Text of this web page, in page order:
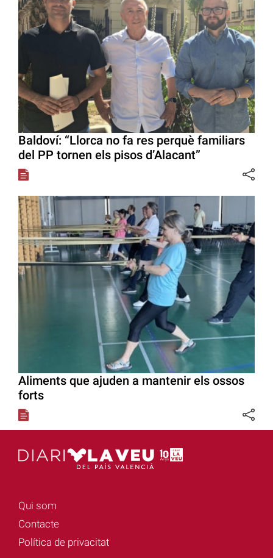
Baldoví: “Llorca no fa res perquè familiars
del PP tornen els pisos d’Alacant”
Aliments que ajuden a mantenir els ossos
forts
Qui som
Contacte
Política de privacitat